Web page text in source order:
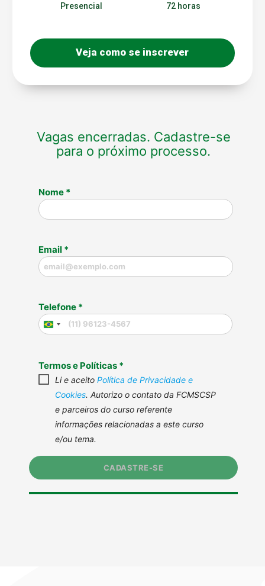
Presencial 72 horas
Veja como se inscrever